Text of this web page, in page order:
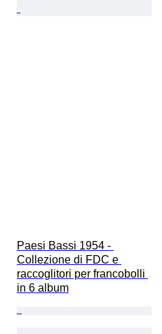
Paesi Bassi 1954 -
Collezione di FDC e
raccoglitori per francobolli
in 6 album